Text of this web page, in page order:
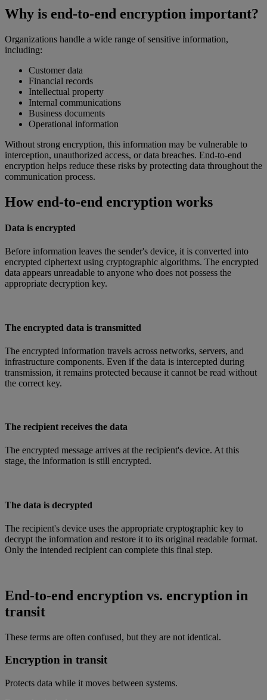
Why is end-to-end encryption important?
Organizations handle a wide range of sensitive information,
including:
Customer data
Financial records
Intellectual property
Internal communications
Business documents
Operational information
Without strong encryption, this information may be vulnerable to
interception, unauthorized access, or data breaches. End-to-end
encryption helps reduce these risks by protecting data throughout the
communication process.
How end-to-end encryption works
Data is encrypted
Before information leaves the sender's device, it is converted into
encrypted ciphertext using cryptographic algorithms. The encrypted
data appears unreadable to anyone who does not possess the
appropriate decryption key.
The encrypted data is transmitted
The encrypted information travels across networks, servers, and
infrastructure components. Even if the data is intercepted during
transmission, it remains protected because it cannot be read without
the correct key.
The recipient receives the data
The encrypted message arrives at the recipient's device. At this
stage, the information is still encrypted.
The data is decrypted
The recipient's device uses the appropriate cryptographic key to
decrypt the information and restore it to its original readable format.
Only the intended recipient can complete this final step.
End-to-end encryption vs. encryption in
transit
These terms are often confused, but they are not identical.
Encryption in transit
Protects data while it moves between systems.